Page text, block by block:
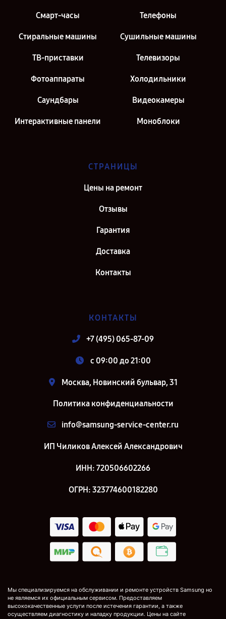
Смарт-часы Телефоны
Стиральные машины Сушильные машины
ТВ-приставки Телевизоры
Фотоаппараты Холодильники
Саундбары Видеокамеры
Интерактивные панели Моноблоки
СТРАНИЦЫ
Цены на ремонт
Отзывы
Гарантия
Доставка
Контакты
КОНТАКТЫ
+7 (495) 065-87-09
c 09:00 до 21:00
Москва, Новинский бульвар, 31
Политика конфиденциальности
info@samsung-service-center.ru
ИП Чиликов Алексей Александрович
ИНН: 720506602266
ОГРН: 323774600182280
Мы специализируемся на обслуживании и ремонте устройств Samsung но
не являемся их официальным сервисом. Предоставляем
высококачественные услуги после истечения гарантии, а также
осуществляем диагностику и наладку продукции. Цены на сайте